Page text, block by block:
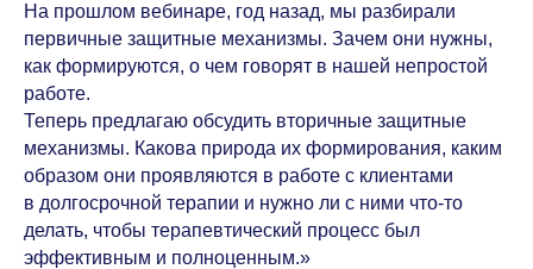
На прошлом вебинаре, год назад, мы разбирали
первичные защитные механизмы. Зачем они нужны,
как формируются, о чем говорят в нашей непростой
работе.
Теперь предлагаю обсудить вторичные защитные
механизмы. Какова природа их формирования, каким
образом они проявляются в работе с клиентами
в долгосрочной терапии и нужно ли с ними что-то
делать, чтобы терапевтический процесс был
эффективным и полноценным.»